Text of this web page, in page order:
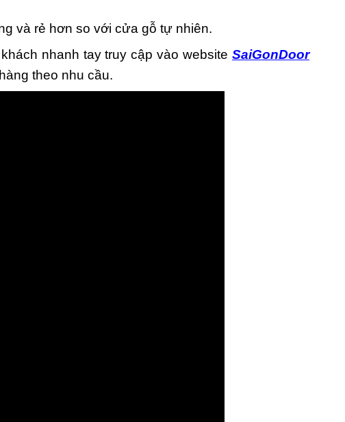
và rẻ hơn so với cửa gỗ tự nhiên.
nhanh tay truy cập vào website SaiGonDoor
theo nhu cầu.